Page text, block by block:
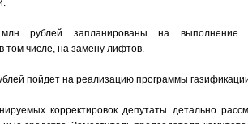
рублей запланированы на выполнение
том числе, на замену лифтов.
пойдет на реализацию программы
корректировок депутаты детально